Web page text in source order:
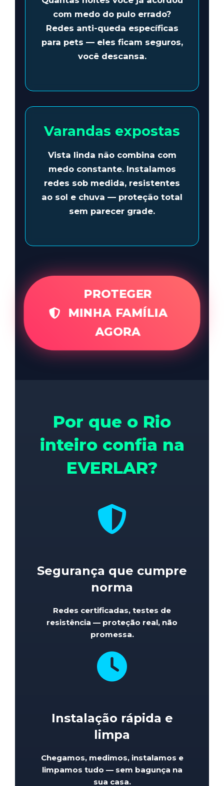
com medo do pulo errado?
Redes anti-queda específicas
para pets — eles ficam seguros,
você descansa.
Varandas expostas
Vista linda não combina com
medo constante. Instalamos
redes sob medida, resistentes
ao sol e chuva — proteção total
sem parecer grade.
PROTEGER
MINHA FAMÍLIA
AGORA
Por que o Rio
inteiro confia na
EVERLAR?
Segurança que cumpre
norma
Redes certificadas, testes de
resistência — proteção real, não
promessa.
Instalação rápida e
limpa
Chegamos, medimos, instalamos e
limpamos tudo — sem bagunça na
sua casa.